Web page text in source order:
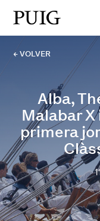
← VOLVER
Alba,
Malabar
primera